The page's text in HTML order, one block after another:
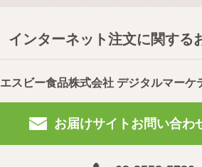
インターネット注文に関する
エスビー食品株式会社 デジタルマーケ
お届けサイトお問い合わ